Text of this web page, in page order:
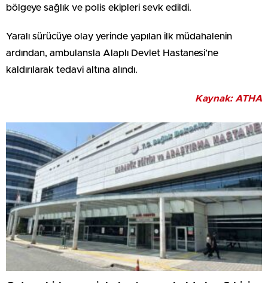
bölgeye sağlık ve polis ekipleri sevk edildi.
Yaralı sürücüye olay yerinde yapılan ilk müdahalenin
ardından, ambulansla Alaplı Devlet Hastanesi’ne
kaldırılarak tedavi altına alındı.
Kaynak: ATHA